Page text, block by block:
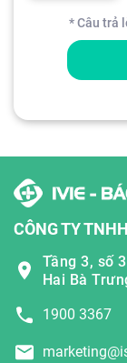
* Câu trả
CÔNG TY
Tầng 3, số
Hai Bà
1900 3367